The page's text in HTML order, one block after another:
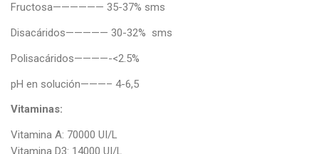
Fructosa—————— 35-37% sms
Disacáridos————— 30-32% sms
Polisacáridos————-<2.5%
pH en solución———– 4-6,5
Vitaminas:
Vitamina A: 70000 UI/L
Vitamina D3: 14000 UI/L